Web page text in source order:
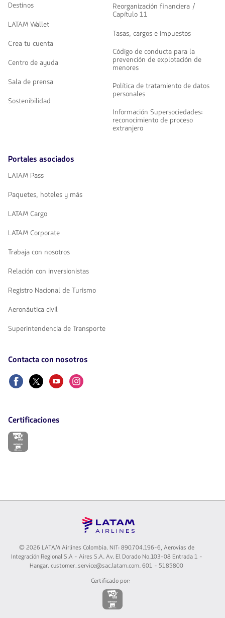
Destinos
LATAM Wallet
Crea tu cuenta
Centro de ayuda
Sala de prensa
Sostenibilidad
Reorganización financiera /
Capítulo 11
Tasas, cargos e impuestos
Código de conducta para la
prevención de explotación de
menores
Política de tratamiento de datos
personales
Información Supersociedades:
reconocimiento de proceso
extranjero
Portales asociados
LATAM Pass
Paquetes, hoteles y más
LATAM Cargo
LATAM Corporate
Trabaja con nosotros
Relación con inversionistas
Registro Nacional de Turismo
Aeronáutica civil
Superintendencia de Transporte
Contacta con nosotros
FacebookTwitterYoutubeInstagram
Certificaciones
El
©2026 LATAM Airlines Colombia. NIT: 890.704.196-6, Aerovias de
Integración Regional S.A - Aires S.A. Av. El Dorado No.103-08 Entrada 1 -
Hangar. customer_service@sac.latam.com. 601 - 5185800
Certificado por:
El